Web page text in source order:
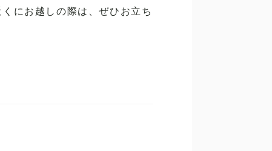
にお越しの際は、ぜひお立ち